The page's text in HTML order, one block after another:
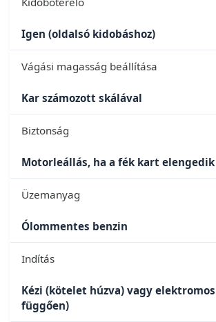
Igen (oldalsó kidobáshoz)
Vágási magasság beállítása
Kar számozott skálával
Biztonság
Motorleállás, ha a fék kart elengedik
Üzemanyag
Ólommentes benzin
Indítás
Kézi (kötelet húzva) vagy
függően)